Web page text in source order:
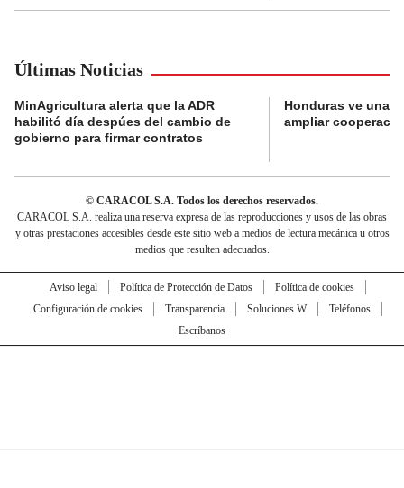
Últimas Noticias
MinAgricultura alerta que la ADR
habilitó día despúes del cambio de
gobierno para firmar contratos
Honduras ve una
ampliar
© CARACOL S.A. Todos los derechos reservados.
CARACOL S.A. realiza una reserva expresa de las reproducciones y usos de las obras
y otras prestaciones accesibles desde este sitio web a medios de lectura mecánica u otros
medios que resulten adecuados.
Aviso legal Política de Protección de Datos
Política de cookies
Configuración de cookies
Transparencia Soluciones W
Teléfonos
Escríbanos